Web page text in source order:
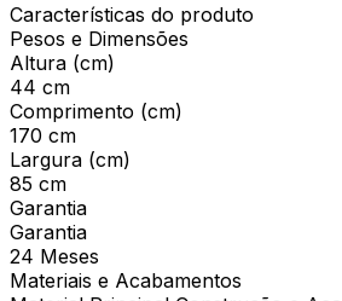
Características do produto
Pesos e Dimensões
Altura (cm)
44 cm
Comprimento (cm)
170 cm
Largura (cm)
85 cm
Garantia
Garantia
24 Meses
Materiais e Acabamentos